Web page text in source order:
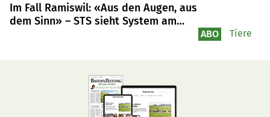
Im Fall Ramiswil: «Aus den Augen, aus
dem Sinn» – STS sieht System am
ABO Tiere